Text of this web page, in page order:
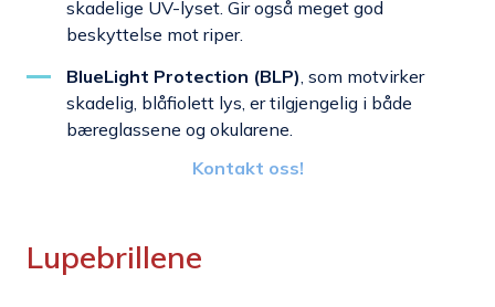
skadelige UV-lyset. Gir også meget god
beskyttelse mot riper.
BlueLight Protection (BLP), som motvirker
skadelig, blåfiolett lys, er tilgjengelig i både
bæreglassene og okularene.
Kontakt oss!
Lupebrillene